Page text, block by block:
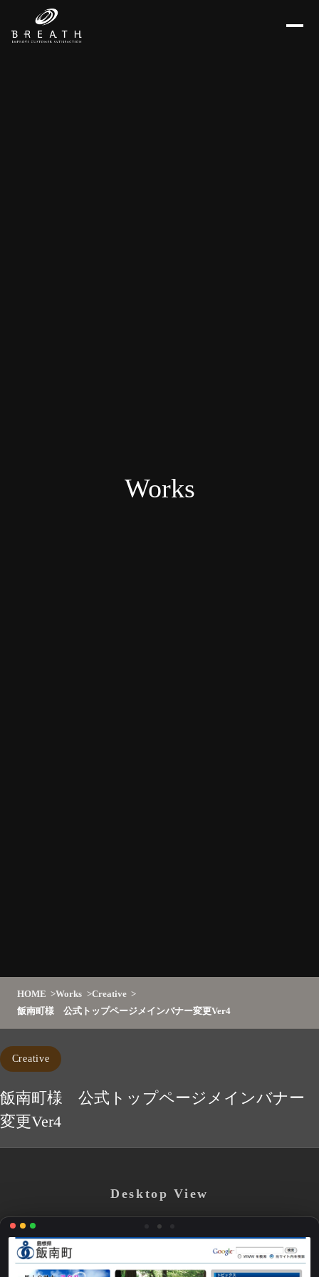
Works
HOME Works
Creative
飯南町様 公式トップページメインバナー変更Ver4
Creative
飯南町様 公式トップページメインバナー
変更Ver4
Desktop View